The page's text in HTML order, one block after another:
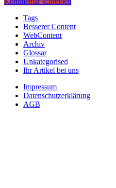
Tags
Besserer Content
WebContent
Archiv
Glossar
Unkategorised
Ihr Artikel bei uns
Impressum
Datenschutzerklärung
AGB